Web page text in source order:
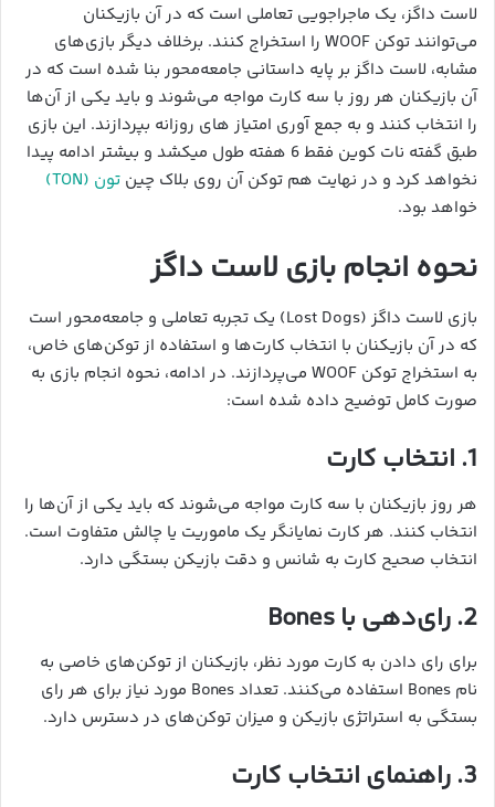
لاست داگز، یک ماجراجویی تعاملی است که در آن بازیکنان
می‌توانند توکن WOOF را استخراج کنند. برخلاف دیگر بازی‌های
مشابه، لاست داگز بر پایه داستانی جامعه‌محور بنا شده است که در
آن بازیکنان هر روز با سه کارت مواجه می‌شوند و باید یکی از آن‌ها
را انتخاب کنند و به جمع آوری امتیاز های روزانه بپردازند. این بازی
طبق گفته نات کوین فقط 6 هفته طول میکشد و بیشتر ادامه پیدا
نخواهد کرد و در نهایت هم توکن آن روی بلاک چین تون (TON)
خواهد بود.
نحوه انجام بازی لاست داگز
بازی لاست داگز (Lost Dogs) یک تجربه تعاملی و جامعه‌محور است
که در آن بازیکنان با انتخاب کارت‌ها و استفاده از توکن‌های خاص،
به استخراج توکن WOOF می‌پردازند. در ادامه، نحوه انجام بازی به
صورت کامل توضیح داده شده است:
1. انتخاب کارت
هر روز بازیکنان با سه کارت مواجه می‌شوند که باید یکی از آن‌ها را
انتخاب کنند. هر کارت نمایانگر یک ماموریت یا چالش متفاوت است.
انتخاب صحیح کارت به شانس و دقت بازیکن بستگی دارد.
2. رای‌دهی با Bones
برای رای دادن به کارت مورد نظر، بازیکنان از توکن‌های خاصی به
نام Bones استفاده می‌کنند. تعداد Bones مورد نیاز برای هر رای
بستگی به استراتژی بازیکن و میزان توکن‌های در دسترس دارد.
3. راهنمای انتخاب کارت